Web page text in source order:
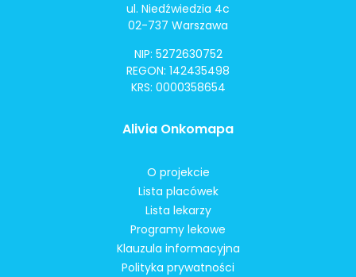
ul. Niedźwiedzia 4c
02-737 Warszawa
NIP: 5272630752
REGON: 142435498
KRS: 0000358654
Alivia Onkomapa
O projekcie
Lista placówek
Lista lekarzy
Programy lekowe
Klauzula informacyjna
Polityka prywatności